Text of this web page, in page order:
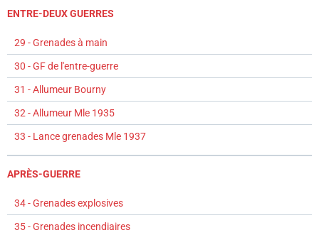
ENTRE-DEUX GUERRES
29 - Grenades à main
30 - GF de l'entre-guerre
31 - Allumeur Bourny
32 - Allumeur Mle 1935
33 - Lance grenades Mle 1937
APRÈS-GUERRE
34 - Grenades explosives
35 - Grenades incendiaires